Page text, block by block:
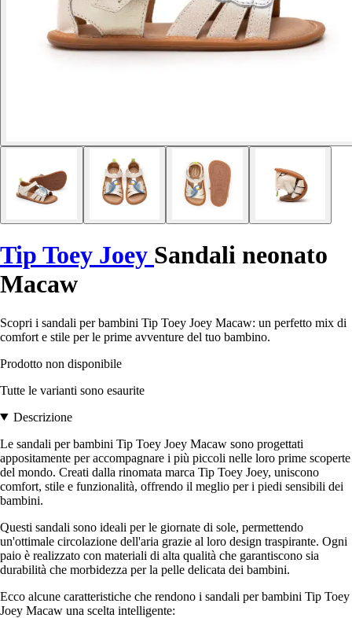
Tip Toey Joey Sandali neonato
Macaw
Scopri i sandali per bambini Tip Toey Joey Macaw: un perfetto mix di
comfort e stile per le prime avventure del tuo bambino.
Prodotto non disponibile
Tutte le varianti sono esaurite
Descrizione
Le sandali per bambini Tip Toey Joey Macaw sono progettati
appositamente per accompagnare i più piccoli nelle loro prime scoperte
del mondo. Creati dalla rinomata marca Tip Toey Joey, uniscono
comfort, stile e funzionalità, offrendo il meglio per i piedi sensibili dei
bambini.
Questi sandali sono ideali per le giornate di sole, permettendo
un'ottimale circolazione dell'aria grazie al loro design traspirante. Ogni
paio è realizzato con materiali di alta qualità che garantiscono sia
durabilità che morbidezza per la pelle delicata dei bambini.
Ecco alcune caratteristiche che rendono i sandali per bambini Tip Toey
Joey Macaw una scelta intelligente: